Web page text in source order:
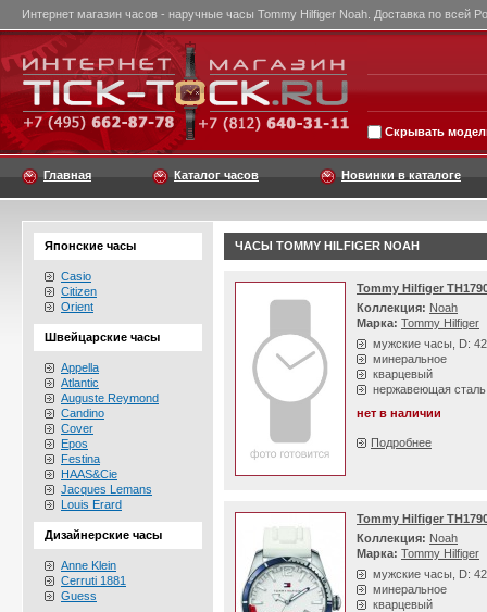
Интернет магазин часов - наручные часы Tommy Hilfiger Noah. Доставка по всей
Скрывать
Главная Каталог часов Новинки в каталоге
Японские часы
Casio
Citizen
Orient
Швейцарские часы
Appella
Atlantic
Auguste Reymond
Candino
Cover
Epos
Festina
HAAS&Cie
Jacques Lemans
Louis Erard
Дизайнерские часы
Anne Klein
Cerruti 1881
Guess
ЧАСЫ TOMMY HILFIGER NOAH
Tommy Hilfiger
Коллекция: Noah
Марка: Tommy Hilfiger
мужские часы, D:
минеральное
кварцевый
нержавеющая сталь
нет в наличии
Подробнее
Tommy Hilfiger
Коллекция: Noah
Марка: Tommy Hilfiger
мужские часы, D:
минеральное
кварцевый